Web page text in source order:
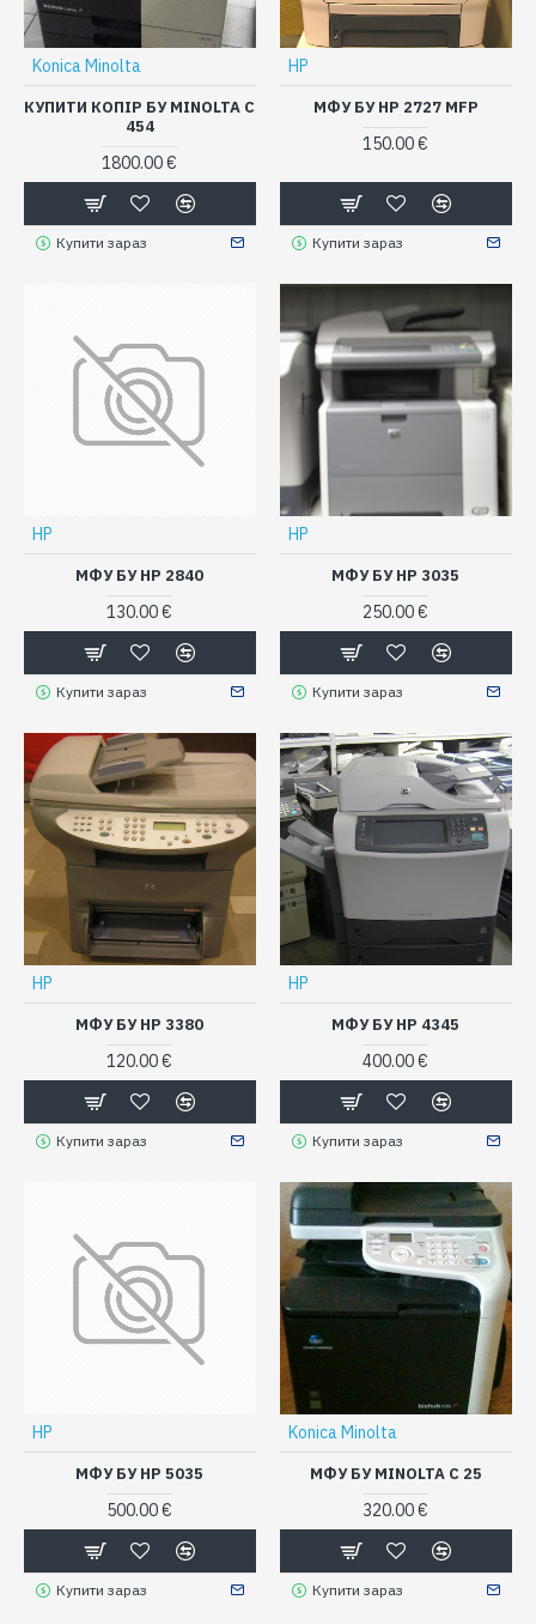
Konica Minolta
КУПИТИ КОПІР БУ MINOLTA C
454
1800.00 €
Купити зараз
HP
МФУ БУ HP 2727 MFP
150.00 €
Купити зараз
HP
МФУ БУ HP 2840
130.00 €
Купити зараз
HP
МФУ БУ HP 3035
250.00 €
Купити зараз
HP
МФУ БУ HP 3380
120.00 €
Купити зараз
HP
МФУ БУ HP 4345
400.00 €
Купити зараз
HP
МФУ БУ HP 5035
500.00 €
Купити зараз
Konica Minolta
МФУ БУ MINOLTA C 25
320.00 €
Купити зараз